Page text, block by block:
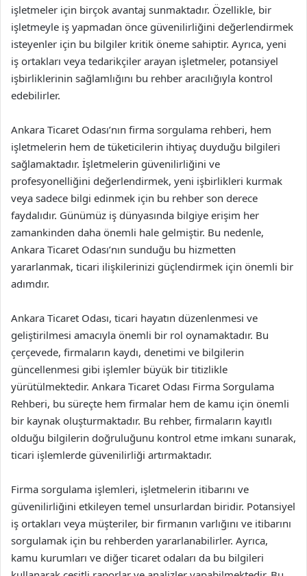
işletmeler için birçok avantaj sunmaktadır. Özellikle, bir
işletmeyle iş yapmadan önce güvenilirliğini değerlendirmek
isteyenler için bu bilgiler kritik öneme sahiptir. Ayrıca, yeni
iş ortakları veya tedarikçiler arayan işletmeler, potansiyel
işbirliklerinin sağlamlığını bu rehber aracılığıyla kontrol
edebilirler.
Ankara Ticaret Odası’nın firma sorgulama rehberi, hem
işletmelerin hem de tüketicilerin ihtiyaç duyduğu bilgileri
sağlamaktadır. İşletmelerin güvenilirliğini ve
profesyonelliğini değerlendirmek, yeni işbirlikleri kurmak
veya sadece bilgi edinmek için bu rehber son derece
faydalıdır. Günümüz iş dünyasında bilgiye erişim her
zamankinden daha önemli hale gelmiştir. Bu nedenle,
Ankara Ticaret Odası’nın sunduğu bu hizmetten
yararlanmak, ticari ilişkilerinizi güçlendirmek için önemli bir
adımdır.
Ankara Ticaret Odası, ticari hayatın düzenlenmesi ve
geliştirilmesi amacıyla önemli bir rol oynamaktadır. Bu
çerçevede, firmaların kaydı, denetimi ve bilgilerin
güncellenmesi gibi işlemler büyük bir titizlikle
yürütülmektedir. Ankara Ticaret Odası Firma Sorgulama
Rehberi, bu süreçte hem firmalar hem de kamu için önemli
bir kaynak oluşturmaktadır. Bu rehber, firmaların kayıtlı
olduğu bilgilerin doğruluğunu kontrol etme imkanı sunarak,
ticari işlemlerde güvenilirliği artırmaktadır.
Firma sorgulama işlemleri, işletmelerin itibarını ve
güvenilirliğini etkileyen temel unsurlardan biridir. Potansiyel
iş ortakları veya müşteriler, bir firmanın varlığını ve itibarını
sorgulamak için bu rehberden yararlanabilirler. Ayrıca,
kamu kurumları ve diğer ticaret odaları da bu bilgileri